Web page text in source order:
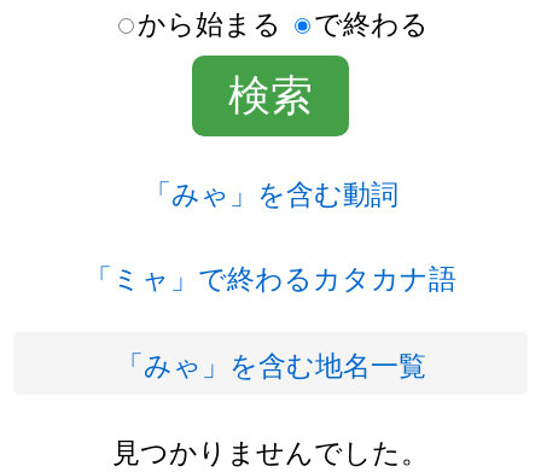
から始まる で終わる
「みゃ」を含む動詞
「ミャ」で終わるカタカナ語
「みゃ」を含む地名一覧
見つかりませんでした。